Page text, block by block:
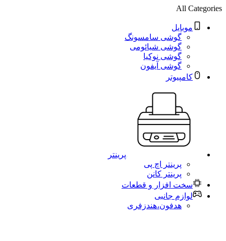
All Categories
موبایل
گوشی سامسونگ
گوشی شیائومی
گوشی نوکیا
گوشی آیفون
کامپیوتر
پرینتر
پرینتر اچ پی
پرینتر کانن
سخت افزار و قطعات
لوازم جانبی
هدفون،هندزفری